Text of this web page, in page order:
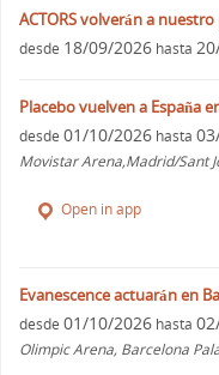
ACTORS volverán a
desde 18/09/2026 hasta
Placebo vuelven a España
desde 01/10/2026 hasta
Movistar Arena,Madrid/Sant
Open in app
Evanescence actuarán en
desde 01/10/2026 hasta
Olimpic Arena, Barcelona